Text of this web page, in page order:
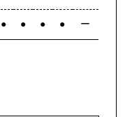
● ● ● ● ー